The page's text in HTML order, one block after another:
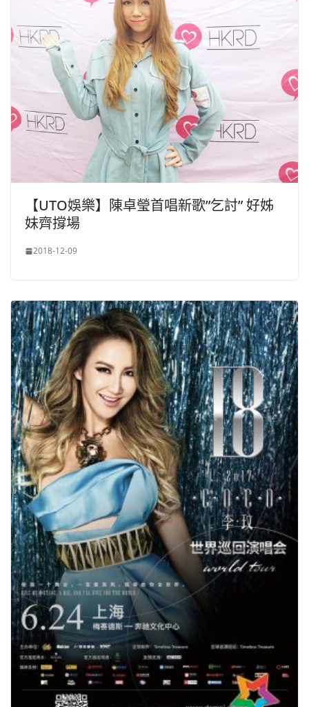
【UTO娛樂】陳卓瑩首唱新歌”乞討” 好姊
妹齊撐場
2018-12-09